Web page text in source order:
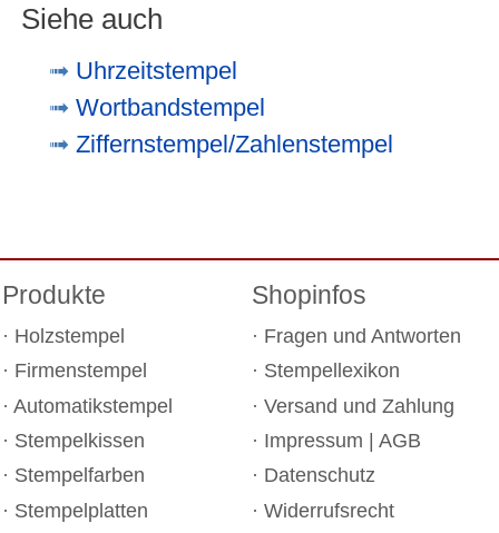
Siehe auch
Uhrzeitstempel
Wortbandstempel
Ziffernstempel/Zahlenstempel
Produkte
Holzstempel
Firmenstempel
Automatikstempel
Stempelkissen
Stempelfarben
Stempelplatten
Shopinfos
Fragen und Antworten
Stempellexikon
Versand und Zahlung
Impressum | AGB
Datenschutz
Widerrufsrecht